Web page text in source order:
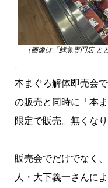
（画像は「鮮魚専門店
本まぐろ解体即売会
の販売と同時に「本
限定で販売。無くな
販売会でだけでなく
人・大下義一さんに